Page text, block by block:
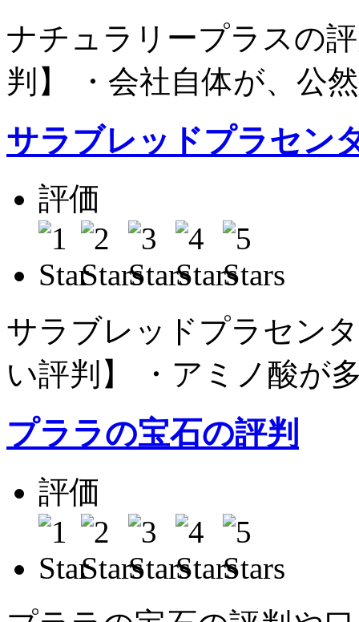
ナチュラリープラスの
判】 ・会社自体が、公
サラブレッドプラセン
評価
平
サラブレッドプラセン
い評判】 ・アミノ酸が
プララの宝石の評判
評価
平